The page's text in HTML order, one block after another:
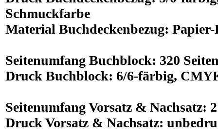
Schmuckfarbe
Material Buchdeckenbezug:
Seitenumfang Buchblock: 320
Druck Buchblock: 6/6-färbig,
Seitenumfang Vorsatz & Nachsatz: 2
Druck Vorsatz & Nachsatz: